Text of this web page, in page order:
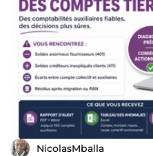
bord, conduite du
salariale et conformité
comptabilité, refonte de
compétences Mes clients-
croissance, fonds qui ont
établissements scolaires en
publiques avec régies.
opérationnels ensuite. NDA
(Zoom + partage d'écran).
NicolasMballa